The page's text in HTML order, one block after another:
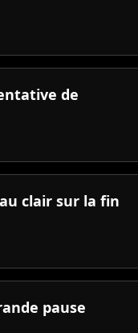
de
clair sur la fin
pause